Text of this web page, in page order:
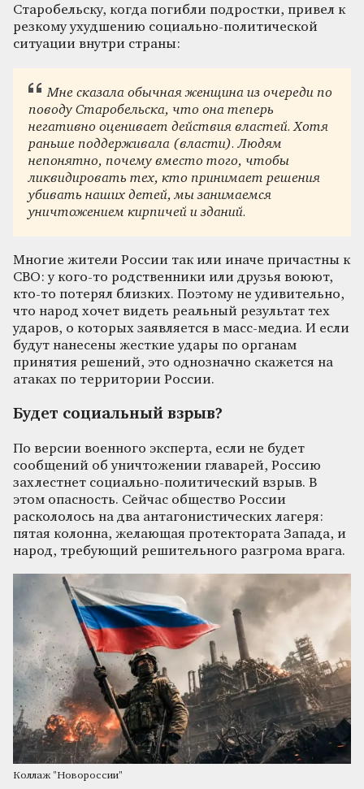
Старобельску, когда погибли подростки, привел к
резкому ухудшению социально-политической
ситуации внутри страны:
Мне сказала обычная женщина из очереди по
поводу Старобельска, что она теперь
негативно оценивает действия властей. Хотя
раньше поддерживала (власти). Людям
непонятно, почему вместо того, чтобы
ликвидировать тех, кто принимает решения
убивать наших детей, мы занимаемся
уничтожением кирпичей и зданий.
Многие жители России так или иначе причастны к
СВО: у кого-то родственники или друзья воюют,
кто-то потерял близких. Поэтому не удивительно,
что народ хочет видеть реальный результат тех
ударов, о которых заявляется в масс-медиа. И если
будут нанесены жесткие удары по органам
принятия решений, это однозначно скажется на
атаках по территории России.
Будет социальный взрыв?
По версии военного эксперта, если не будет
сообщений об уничтожении главарей, Россию
захлестнет социально-политический взрыв. В
этом опасность. Сейчас общество России
раскололось на два антагонистических лагеря:
пятая колонна, желающая протектората Запада, и
народ, требующий решительного разгрома врага.
Коллаж "Новороссии"